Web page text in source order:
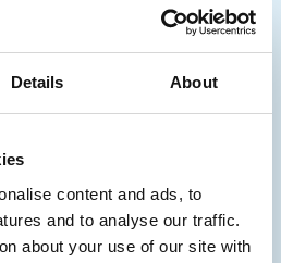
Details About
content and ads, to
and to analyse our traffic.
about your use of our site with
in tabella:
€/t